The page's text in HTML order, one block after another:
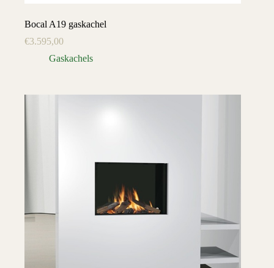
Bocal A19 gaskachel
€3.595,00
Gaskachels